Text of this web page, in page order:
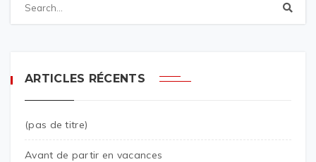
ARTICLES RÉCENTS
(pas de titre)
Avant de partir en vacances